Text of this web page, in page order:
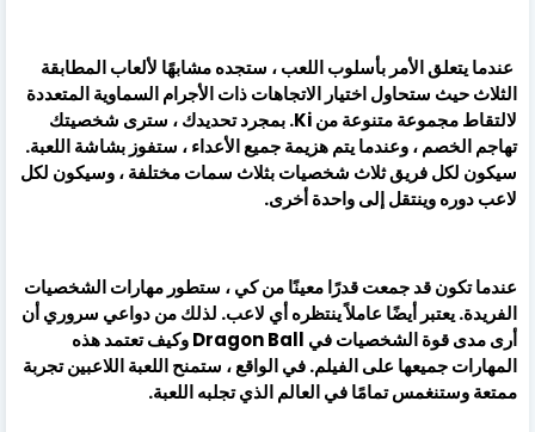
عندما يتعلق الأمر بأسلوب اللعب ، ستجده مشابهًا لألعاب المطابقة
الثلاث حيث ستحاول اختيار الاتجاهات ذات الأجرام السماوية المتعددة
لالتقاط مجموعة متنوعة من Ki. بمجرد تحديدك ، سترى شخصيتك
تهاجم الخصم ، وعندما يتم هزيمة جميع الأعداء ، ستفوز بشاشة اللعبة.
سيكون لكل فريق ثلاث شخصيات بثلاث سمات مختلفة ، وسيكون لكل
لاعب دوره وينتقل إلى واحدة أخرى.
عندما تكون قد جمعت قدرًا معينًا من كي ، ستطور مهارات الشخصيات
الفريدة. يعتبر أيضًا عاملاً ينتظره أي لاعب. لذلك من دواعي سروري أن
أرى مدى قوة الشخصيات في Dragon Ball وكيف تعتمد هذه
المهارات جميعها على الفيلم. في الواقع ، ستمنح اللعبة اللاعبين تجربة
ممتعة وستنغمس تمامًا في العالم الذي تجلبه اللعبة.